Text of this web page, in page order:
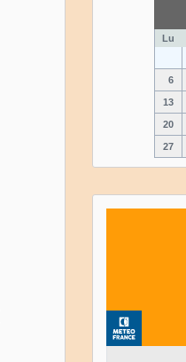
Lu
6
13
20
27